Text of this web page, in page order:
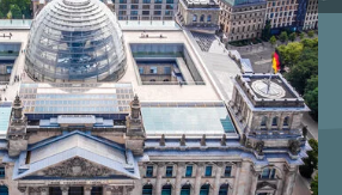
al
e
x
e
y
-
f
e
d
o
r